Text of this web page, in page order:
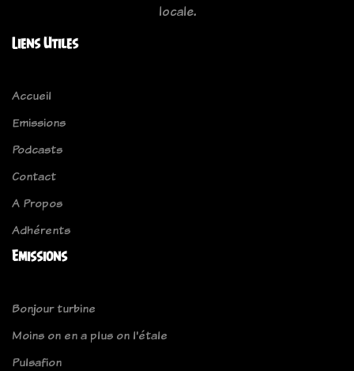
locale.
Liens Utiles
Accueil
Emissions
Podcasts
Contact
A Propos
Adhérents
Emissions
Bonjour turbine
Moins on en a plus on l'étale
Pulsafion